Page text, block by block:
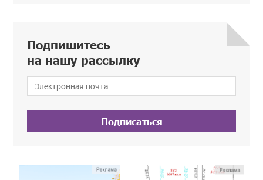
Подпишитесь
на нашу рассылку
Подписаться